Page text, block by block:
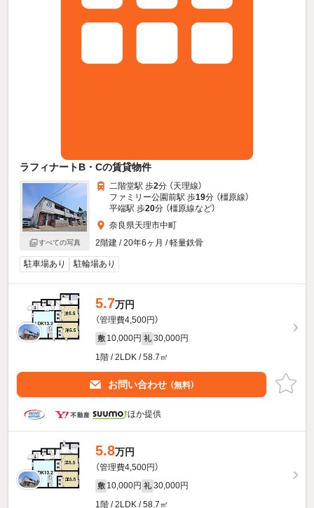
ラフィナートB・Cの賃貸物件
すべての写真
二階堂駅 歩2分 （天理線）
ファミリー公園前駅 歩19分 （橿原線）
平端駅 歩20分 （橿原線など）
奈良県天理市中町
2階建 / 20年6ヶ月 / 軽量鉄骨
駐車場あり 駐輪場あり
5.7万円
（管理費4,500円）
敷 10,000円 礼 30,000円
1階 / 2LDK / 58.7㎡
お問い合わせ （無料）
ほか提供
5.8万円
（管理費4,500円）
敷 10,000円 礼 30,000円
1階 / 2LDK / 58.7㎡